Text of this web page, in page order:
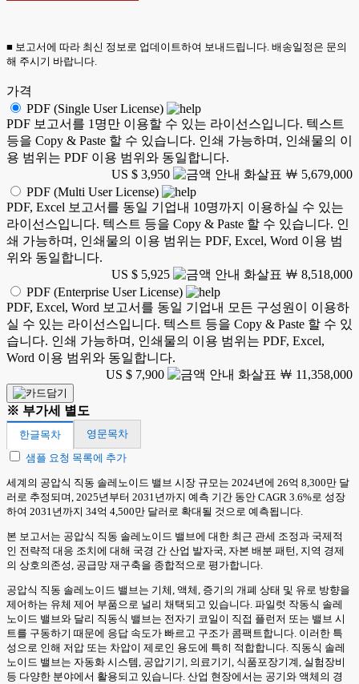
■ 보고서에 따라 최신 정보로 업데이트하여 보내드립니다. 배송일정은 문의
해 주시기 바랍니다.
가격
PDF (Single User License)
PDF 보고서를 1명만 이용할 수 있는 라이선스입니다. 텍스트
등을 Copy & Paste 할 수 있습니다. 인쇄 가능하며, 인쇄물의 이
용 범위는 PDF 이용 범위와 동일합니다.
US $ 3,950
￦ 5,679,000
PDF (Multi User License)
PDF, Excel 보고서를 동일 기업내 10명까지 이용하실 수 있는
라이선스입니다. 텍스트 등을 Copy & Paste 할 수 있습니다. 인
쇄 가능하며, 인쇄물의 이용 범위는 PDF, Excel, Word 이용 범
위와 동일합니다.
US $ 5,925
￦ 8,518,000
PDF (Enterprise User License)
PDF, Excel, Word 보고서를 동일 기업내 모든 구성원이 이용하
실 수 있는 라이선스입니다. 텍스트 등을 Copy & Paste 할 수 있
습니다. 인쇄 가능하며, 인쇄물의 이용 범위는 PDF, Excel,
Word 이용 범위와 동일합니다.
US $ 7,900
￦ 11,358,000
※ 부가세 별도
한글목차
영문목차
샘플 요청 목록에 추가
세계의 공압식 직동 솔레노이드 밸브 시장 규모는 2024년에 26억 8,300만 달
러로 추정되며, 2025년부터 2031년까지 예측 기간 동안 CAGR 3.6%로 성장
하여 2031년까지 34억 4,500만 달러로 확대될 것으로 예측됩니다.
본 보고서는 공압식 직동 솔레노이드 밸브에 대한 최근 관세 조정과 국제적
인 전략적 대응 조치에 대해 국경 간 산업 발자국, 자본 배분 패턴, 지역 경제
의 상호의존성, 공급망 재구축을 종합적으로 평가합니다.
공압식 직동 솔레노이드 밸브는 기체, 액체, 증기의 개폐 상태 및 유로 방향을
제어하는 유체 제어 부품으로 널리 채택되고 있습니다. 파일럿 작동식 솔레
노이드 밸브와 달리 직동식 밸브는 전자기 코일이 직접 플런저 또는 밸브 시
트를 구동하기 때문에 응답 속도가 빠르고 구조가 콤팩트합니다. 이러한 특
성으로 인해 저압 또는 차압이 제로인 용도에 특히 적합합니다. 직동식 솔레
노이드 밸브는 자동화 시스템, 공압기기, 의료기기, 식품포장기계, 실험장비
등 다양한 분야에서 활용되고 있습니다. 산업 현장에서는 공기와 액체의 경